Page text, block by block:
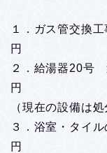
１．ガス管交換
円
２．給湯器20
円
（現在の設備は処
３．浴室・タ
円